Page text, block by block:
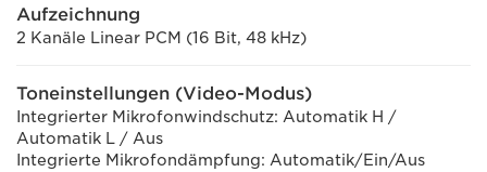
Aufzeichnung
2 Kanäle Linear PCM (16 Bit, 48 kHz)
Toneinstellungen (Video-Modus)
Integrierter Mikrofonwindschutz: Automatik H /
Automatik L / Aus
Integrierte Mikrofondämpfung: Automatik/Ein/Aus